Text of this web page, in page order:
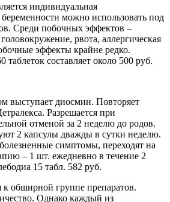
индивидуальная
можно использовать под
Среди побочных эффектов –
рвота, аллергическая
эффекты крайне редко.
таблеток составляет около 500 руб.
выступает диосмин. Повторяет
Разрешается при
отменой за 2 неделю до родов.
2 капсулы дважды в сутки неделю.
симптомы, переходят на
– 1 шт. ежедневно в течение 2
15 табл. 582 руб.
к обширной группе препаратов.
Однако каждый из